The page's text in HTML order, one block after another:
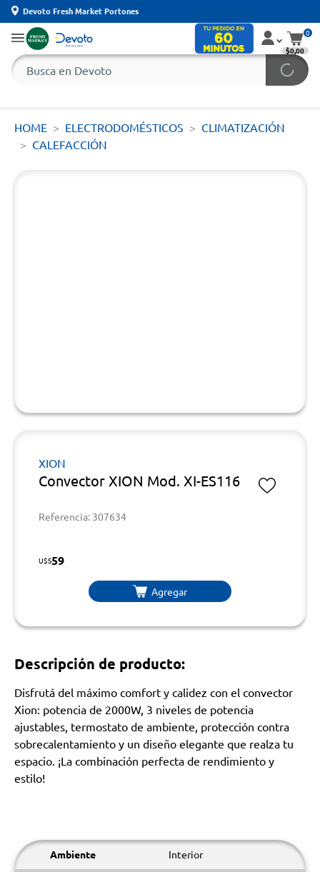
Devoto Fresh Market Portones
0
$0,00
HOME ELECTRODOMÉSTICOS
CLIMATIZACIÓN
CALEFACCIÓN
XION
Convector XION Mod. XI-ES116
Referencia: 307634
U$S59
Agregar
Descripción de producto:
Disfrutá del máximo comfort y calidez con el convector
Xion: potencia de 2000W, 3 niveles de potencia
ajustables, termostato de ambiente, protección contra
sobrecalentamiento y un diseño elegante que realza tu
espacio. ¡La combinación perfecta de rendimiento y
estilo!
Ambiente Interior